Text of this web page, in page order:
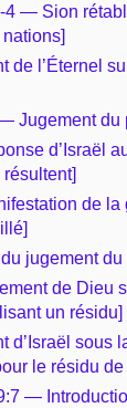
4 — Sion
de l’Éternel
Jugement du
d’Israël
de la
jugement du
de Dieu
un résidu]
d’Israël sous
le résidu
—